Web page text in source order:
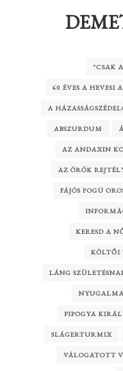
"CSAK
60 ÉVES A HEVESI
A
ABSZURDUM
AZ ANDAXIN
AZ ÖRÖK
FÁJÓS FOGÚ
KERESD A
KÖLTŐI
LÁNG
PIPOGYA
SLÁGERTURMIX
VÁLOGATOTT